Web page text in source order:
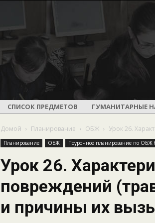
СПИСОК ПРЕДМЕТОВ ГУМАНИТАРНЫЕ
Домой Планирование ОБЖ Урок 26.
Планирование ОБЖ Поурочное планирование по ОБЖ
Урок 26.
повреждений
и причины их